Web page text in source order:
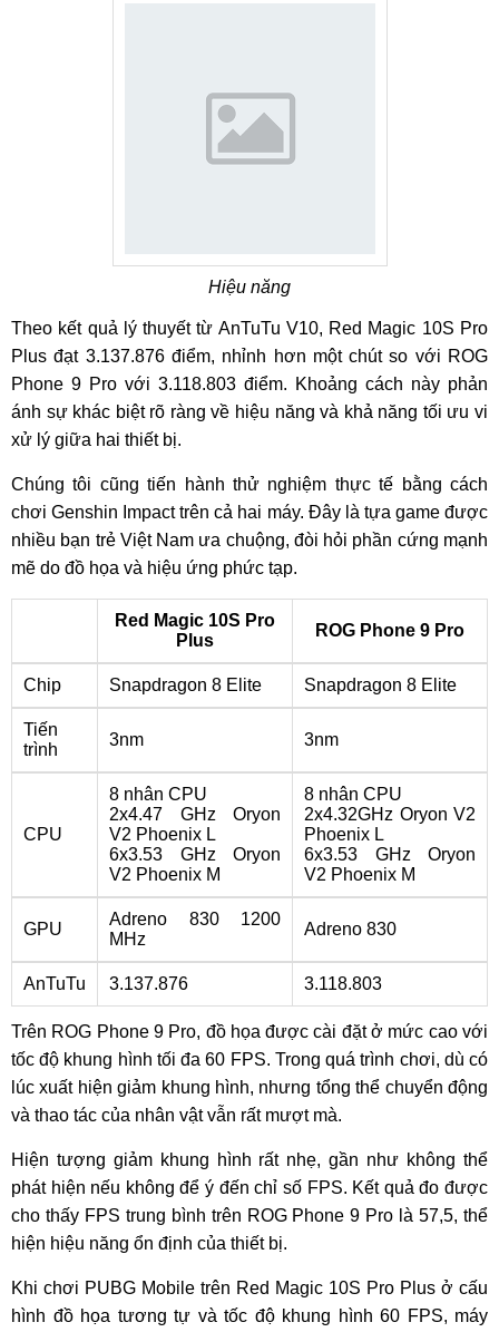
Hiệu năng
Theo kết quả lý thuyết từ AnTuTu V10, Red Magic 10S Pro
Plus đạt 3.137.876 điểm, nhỉnh hơn một chút so với ROG
Phone 9 Pro với 3.118.803 điểm. Khoảng cách này phản
ánh sự khác biệt rõ ràng về hiệu năng và khả năng tối ưu vi
xử lý giữa hai thiết bị.
Chúng tôi cũng tiến hành thử nghiệm thực tế bằng cách
chơi Genshin Impact trên cả hai máy. Đây là tựa game được
nhiều bạn trẻ Việt Nam ưa chuộng, đòi hỏi phần cứng mạnh
mẽ do đồ họa và hiệu ứng phức tạp.
Red Magic 10S Pro
Plus
ROG Phone 9 Pro
Chip Snapdragon 8 Elite Snapdragon 8 Elite
Tiến
trình
3nm 3nm
CPU
8 nhân CPU
2x4.47 GHz Oryon
V2 Phoenix L
6x3.53 GHz Oryon
V2 Phoenix M
8 nhân CPU
2x4.32GHz Oryon V2
Phoenix L
6x3.53 GHz Oryon
V2 Phoenix M
GPU
Adreno 830 1200
MHz
Adreno 830
AnTuTu 3.137.876 3.118.803
Trên ROG Phone 9 Pro, đồ họa được cài đặt ở mức cao với
tốc độ khung hình tối đa 60 FPS. Trong quá trình chơi, dù có
lúc xuất hiện giảm khung hình, nhưng tổng thể chuyển động
và thao tác của nhân vật vẫn rất mượt mà.
Hiện tượng giảm khung hình rất nhẹ, gần như không thể
phát hiện nếu không để ý đến chỉ số FPS. Kết quả đo được
cho thấy FPS trung bình trên ROG Phone 9 Pro là 57,5, thể
hiện hiệu năng ổn định của thiết bị.
Khi chơi PUBG Mobile trên Red Magic 10S Pro Plus ở cấu
hình đồ họa tương tự và tốc độ khung hình 60 FPS, máy